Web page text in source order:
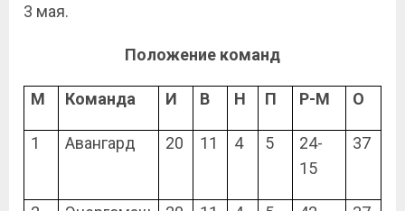
3 мая.
Положение команд
М Команда И В Н П Р-М О
1 Авангард 20 11 4 5
24-
15
37